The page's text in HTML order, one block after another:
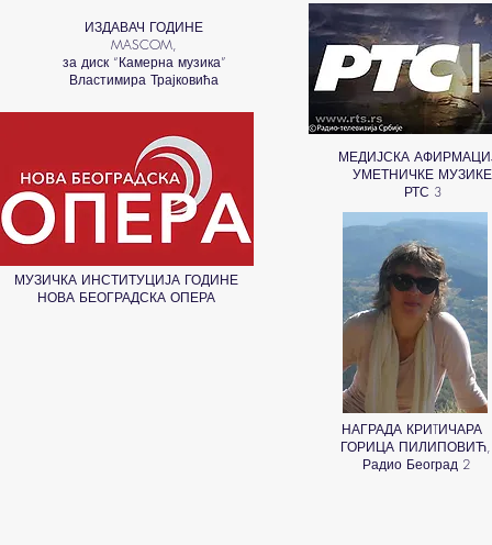
ИЗДАВАЧ ГОДИНЕ
MASCOM,
за диск “Камерна музика”
Властимира Трајковића
МУЗИЧКА ИНСТИТУЦИЈА ГОДИНЕ
НОВА БЕОГРАДСКА ОПЕРА
МЕДИЈСКА
УМЕТНИЧКЕ МУЗИКЕ
РТС 3
НАГРАДА КРИTИЧАРА
ГОРИЦА ПИЛИПОВИЋ,
Радио Београд 2